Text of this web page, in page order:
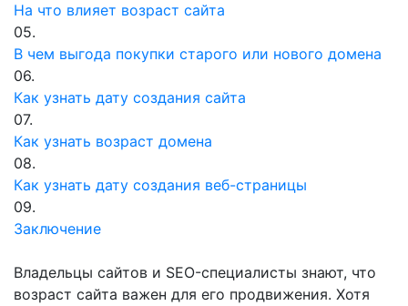
На что влияет возраст сайта
05.
В чем выгода покупки старого или нового домена
06.
Как узнать дату создания сайта
07.
Как узнать возраст домена
08.
Как узнать дату создания веб-страницы
09.
Заключение
Владельцы сайтов и SEO-специалисты знают, что
возраст сайта важен для его продвижения. Хотя